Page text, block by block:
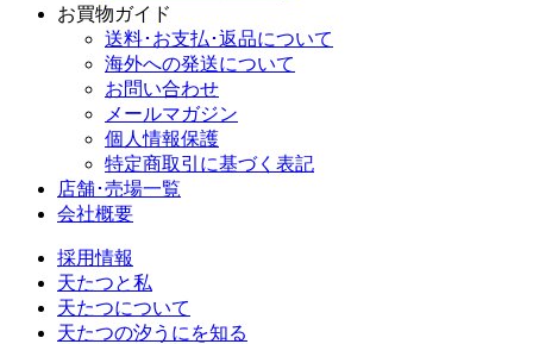
お買物ガイド
送料･お支払･返品について
海外への発送について
お問い合わせ
メールマガジン
個人情報保護
特定商取引に基づく表記
店舗･売場一覧
会社概要
採用情報
天たつと私
天たつについて
天たつの汐うにを知る